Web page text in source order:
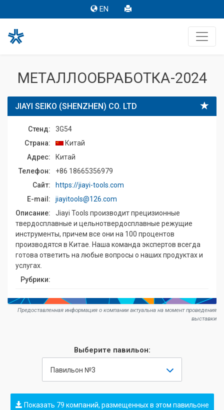
EN
МЕТАЛЛООБРАБОТКА-2024
JIAYI SEIKO (SHENZHEN) CO. LTD
Стенд:
3G54
Страна:
Китай
Адрес:
Китай
Телефон:
+86 18665356979
Сайт:
https://jiayi-tools.com
E-mail:
jiayitools@126.com
Описание:
Jiayi Tools производит прецизионные
твердосплавные и цельнотвердосплавные режущие
инструменты, причем все они на 100 процентов
производятся в Китае. Наша команда экспертов всегда
готова ответить на любые вопросы о наших продуктах и
услугах.
Рубрики:
Предоставленная информация о компании актуальна на момент проведения
выставки
Выберите павильон:
Павильон №3
Показать 79 компаний, размещенных в этом павильоне